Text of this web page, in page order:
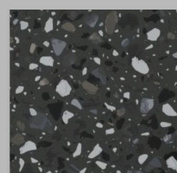
Produkt zum
Warenkorb
hinzugefügt ✔️
Kostenloser Versand
erreicht!
Zum
Ende
der
Bildgalerie
springen